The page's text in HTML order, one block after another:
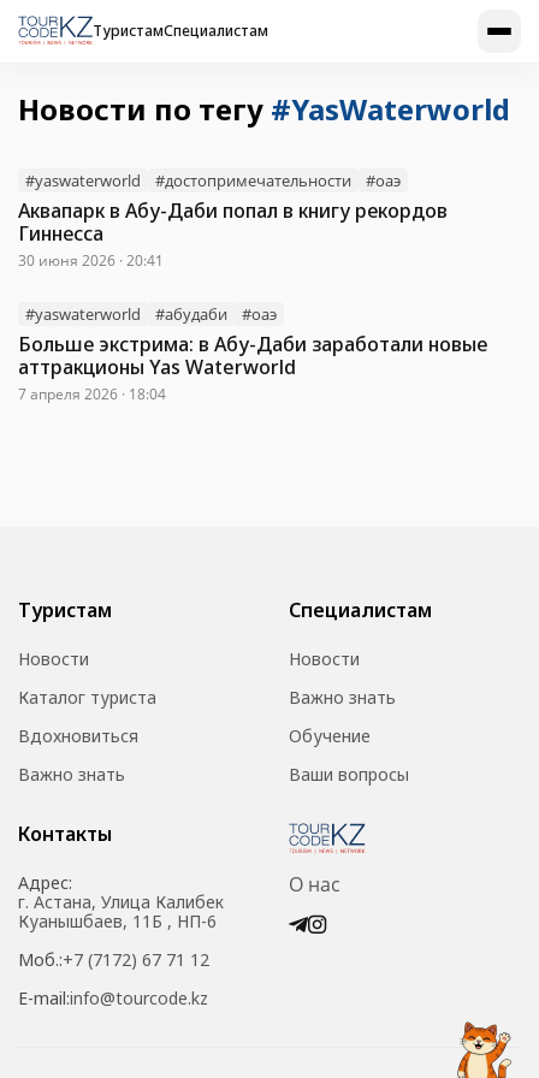
ТуристамСпециалистам
Новости по тегу #YasWaterworld
#yaswaterworld #достопримечательности #оаэ
Аквапарк в Абу-Даби попал в книгу рекордов
Гиннесса
30 июня 2026 · 20:41
#yaswaterworld #абудаби #оаэ
Больше экстрима: в Абу-Даби заработали новые
аттракционы Yas Waterworld
7 апреля 2026 · 18:04
Туристам
Новости
Каталог туриста
Вдохновиться
Важно знать
Специалистам
Новости
Важно знать
Обучение
Ваши вопросы
Контакты
Адрес:
г. Астана, Улица Калибек
Куанышбаев, 11Б , НП-6
Моб.:+7 (7172) 67 71 12
E-mail:info@tourcode.kz
О нас